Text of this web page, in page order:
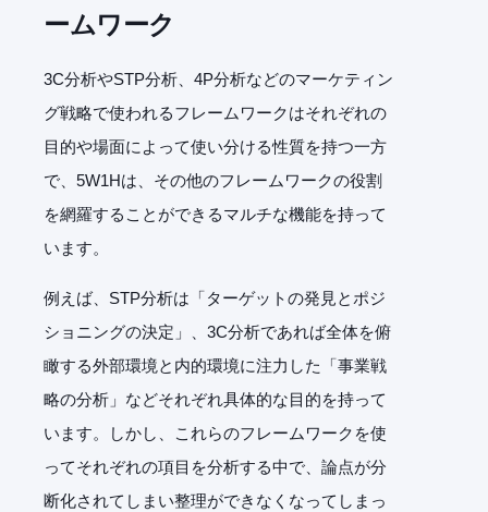
ームワーク
3C分析やSTP分析、4P分析などのマーケティン
グ戦略で使われるフレームワークはそれぞれの
目的や場面によって使い分ける性質を持つ一方
で、5W1Hは、その他のフレームワークの役割
を網羅することができるマルチな機能を持って
います。
例えば、STP分析は「ターゲットの発見とポジ
ショニングの決定」、3C分析であれば全体を俯
瞰する外部環境と内的環境に注力した「事業戦
略の分析」などそれぞれ具体的な目的を持って
います。しかし、これらのフレームワークを使
ってそれぞれの項目を分析する中で、論点が分
断化されてしまい整理ができなくなってしまっ